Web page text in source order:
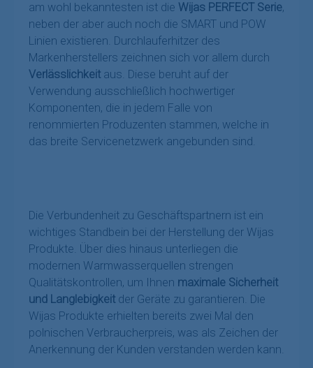
am wohl bekanntesten ist die Wijas PERFECT Serie,
neben der aber auch noch die SMART und POW
Linien existieren. Durchlauferhitzer des
Markenherstellers zeichnen sich vor allem durch
Verlässlichkeit aus. Diese beruht auf der
Verwendung ausschließlich hochwertiger
Komponenten, die in jedem Falle von
renommierten Produzenten stammen, welche in
das breite Servicenetzwerk angebunden sind.
Die Verbundenheit zu Geschäftspartnern ist ein
wichtiges Standbein bei der Herstellung der Wijas
Produkte. Über dies hinaus unterliegen die
modernen Warmwasserquellen strengen
Qualitätskontrollen, um Ihnen maximale Sicherheit
und Langlebigkeit der Geräte zu garantieren. Die
Wijas Produkte erhielten bereits zwei Mal den
polnischen Verbraucherpreis, was als Zeichen der
Anerkennung der Kunden verstanden werden kann.